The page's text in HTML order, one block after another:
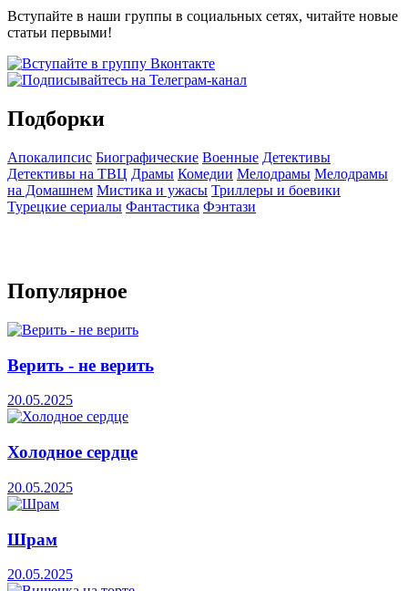
Вступайте в наши группы в социальных сетях, читайте новые
статьи первыми!
Подборки
Апокалипсис Биографические Военные Детективы
Детективы на ТВЦ Драмы Комедии Мелодрамы Мелодрамы
на Домашнем Мистика и ужасы Триллеры и боевики
Турецкие сериалы Фантастика Фэнтази
Популярное
Верить - не верить
20.05.2025
Холодное сердце
20.05.2025
Шрам
20.05.2025